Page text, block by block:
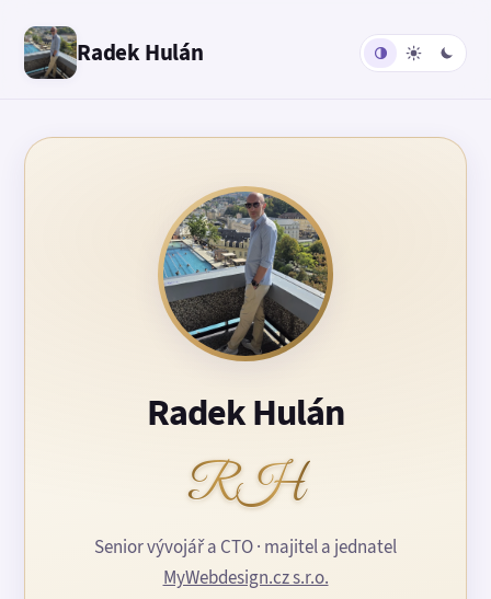
Radek Hulán
Radek Hulán
RH
Senior vývojář a CTO · majitel a jednatel
MyWebdesign.cz s.r.o.